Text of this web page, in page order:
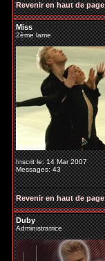
Revenir en haut de page
Miss
2ème lame
Inscrit le: 14 Mar 2007
Messages: 43
Revenir en haut de page
Duby
Administratrice